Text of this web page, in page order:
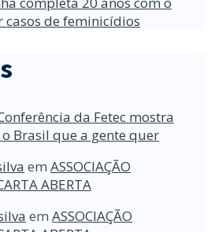
casos de feminicídios
da Fetec mostra
Brasil que a gente quer
em ASSOCIAÇÃO
ABERTA
em ASSOCIAÇÃO